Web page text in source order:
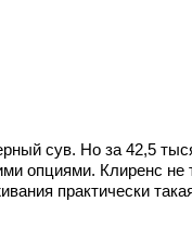
сув. Но за 42,5
опциями. Клиренс не
практически